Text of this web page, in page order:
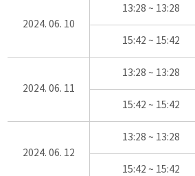
2024. 06. 10
13:28 ~ 13:28
15:42 ~ 15:42
2024. 06. 11
13:28 ~ 13:28
15:42 ~ 15:42
2024. 06. 12
13:28 ~ 13:28
15:42 ~ 15:42